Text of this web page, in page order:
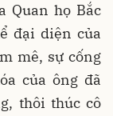
Quan họ Bắc
đại diện của
mê, sự cống
của ông đã
thôi thúc cô